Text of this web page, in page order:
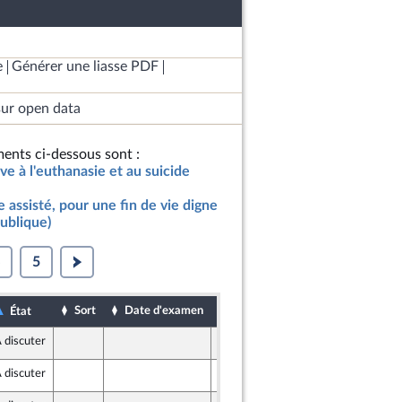
Générer une liasse PDF
open data
ci-dessous sont :
à l'euthanasie et au suicide
assisté, pour une fin de vie digne
5
État Sort Date d'examen
discuter
discuter